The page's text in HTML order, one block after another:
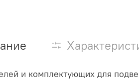
и комплектующих для